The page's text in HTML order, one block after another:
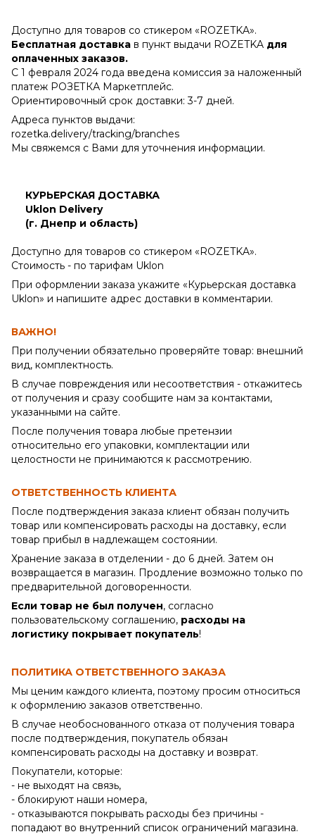
Доступно для товаров со стикером «ROZETKA».
Бесплатная доставка в пункт выдачи ROZETKA для
оплаченных заказов.
С 1 февраля 2024 года введена комиссия за наложенный
платеж РОЗЕТКА Маркетплейс.
Ориентировочный срок доставки: 3-7 дней.
Адреса пунктов выдачи:
rozetka.delivery/tracking/branches
Мы свяжемся с Вами для уточнения информации.
КУРЬЕРСКАЯ ДОСТАВКА
Uklon Delivery
(г. Днепр и область)
Доступно для товаров со стикером «ROZETKA».
Стоимость - по тарифам Uklon
При оформлении заказа укажите «Курьерская доставка
Uklon» и напишите адрес доставки в комментарии.
ВАЖНО!
При получении обязательно проверяйте товар: внешний
вид, комплектность.
В случае повреждения или несоответствия - откажитесь
от получения и сразу сообщите нам за контактами,
указанными на сайте.
После получения товара любые претензии
относительно его упаковки, комплектации или
целостности не принимаются к рассмотрению.
ОТВЕТСТВЕННОСТЬ КЛИЕНТА
После подтверждения заказа клиент обязан получить
товар или компенсировать расходы на доставку, если
товар прибыл в надлежащем состоянии.
Хранение заказа в отделении - до 6 дней. Затем он
возвращается в магазин. Продление возможно только по
предварительной договоренности.
Если товар не был получен, согласно
пользовательскому соглашению, расходы на
логистику покрывает покупатель!
ПОЛИТИКА ОТВЕТСТВЕННОГО ЗАКАЗА
Мы ценим каждого клиента, поэтому просим относиться
к оформлению заказов ответственно.
В случае необоснованного отказа от получения товара
после подтверждения, покупатель обязан
компенсировать расходы на доставку и возврат.
Покупатели, которые:
- не выходят на связь,
- блокируют наши номера,
- отказываются покрывать расходы без причины -
попадают во внутренний список ограничений магазина.